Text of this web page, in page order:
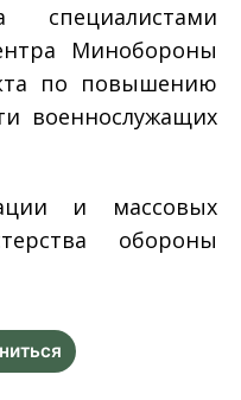
специалистами
Минобороны
по повышению
военнослужащих
и массовых
обороны